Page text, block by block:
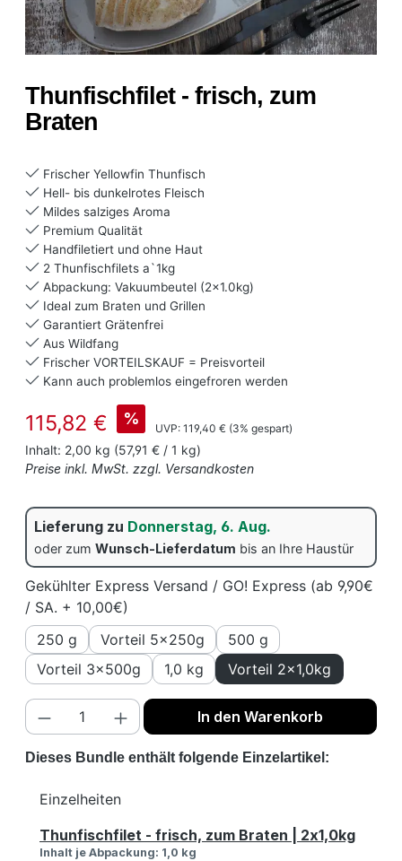
Thunfischfilet - frisch, zum
Braten
Frischer Yellowfin Thunfisch
Hell- bis dunkelrotes Fleisch
Mildes salziges Aroma
Premium Qualität
Handfiletiert und ohne Haut
2 Thunfischfilets a`1kg
Abpackung: Vakuumbeutel (2x1.0kg)
Ideal zum Braten und Grillen
Garantiert Grätenfrei
Aus Wildfang
Frischer VORTEILSKAUF = Preisvorteil
Kann auch problemlos eingefroren werden
Verkaufspreis:
115,82 € %
UVP: Regulärer Preis:
119,40 € (3% gespart)
Inhalt: 2,00 kg (57,91 € / 1 kg)
Preise inkl. MwSt. zzgl. Versandkosten
Lieferung zu Donnerstag, 6. Aug.
oder zum Wunsch-Lieferdatum bis an Ihre Haustür
Gekühlter Express Versand / GO! Express (ab 9,90€
/ SA. + 10,00€)
250 g
Vorteil 5x250g
500 g
Vorteil 3x500g
1,0 kg Vorteil 2x1,0kg
Produkt Anzahl: Gib den gewünschten
In den Warenkorb
Dieses Bundle enthält folgende Einzelartikel:
Einzelheiten
Thunfischfilet - frisch, zum Braten | 2x1,0kg
Inhalt je Abpackung: 1,0 kg